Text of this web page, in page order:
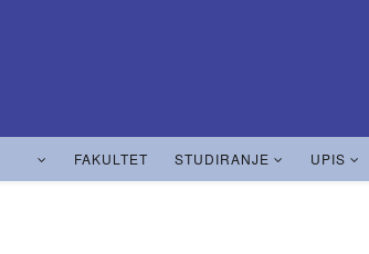
FAKULTET STUDIRANJE UPIS